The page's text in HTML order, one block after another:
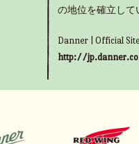
の地位を確立して
Danner | Official Site
http://